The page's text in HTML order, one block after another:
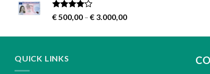
€ 1.200,00
Rated
out
€500,00 – €3.000,00Price
€ 500,00
QUICK LINKS